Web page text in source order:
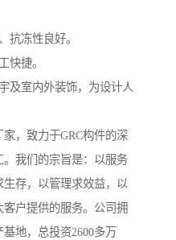
抗冻性良好。
快捷。
及室内外装饰，为设计人
，致力于GRC构件的深
我们的宗旨是：以服务
存，以管理求效益，以
户提供的服务。公司拥
地，总投资2600多万